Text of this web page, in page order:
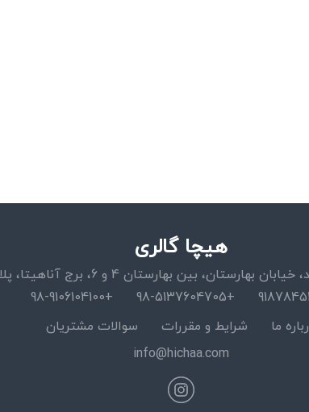
هیچا گالری
بین بهارستان 4 و 6، برج آناهیتا، پلاک 15، واحد 11
+98-5137604705
+98-9106104100
ما
شرایط و مقررات
سوالات مشتریان
info@hichaa.com